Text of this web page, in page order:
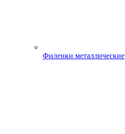
Филенки металлические